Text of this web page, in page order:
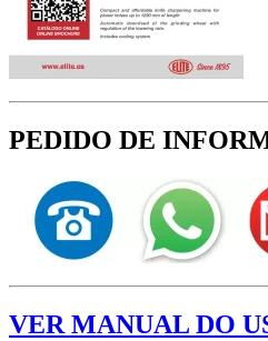
PEDIDO DE
VER MANUAL DO